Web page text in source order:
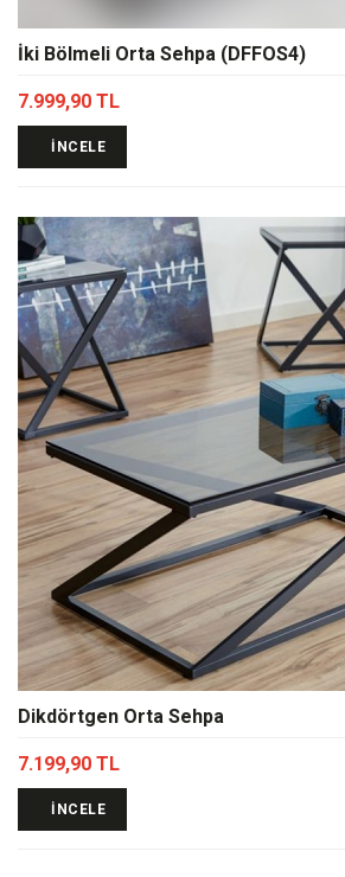
İki Bölmeli Orta Sehpa (DFFOS4)
7.999,90 TL
İNCELE
Dikdörtgen Orta Sehpa
7.199,90 TL
İNCELE